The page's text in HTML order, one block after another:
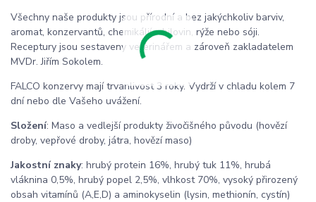
Všechny naše produkty jsou přírodní a bez jakýchkoliv barviv,
aromat, konzervantů, chemikálií, obilovin, rýže nebo sóji.
Receptury jsou sestaveny veterinářem a zároveň zakladatelem
MVDr. Jiřím Sokolem.
FALCO konzervy mají trvanlivost 3 roky. Vydrží v chladu kolem 7
dní nebo dle Vašeho uvážení.
Složení: Maso a vedlejší produkty živočišného původu (hovězí
droby, vepřové droby, játra, hovězí maso)
Jakostní znaky: hrubý protein 16%, hrubý tuk 11%, hrubá
vláknina 0,5%, hrubý popel 2,5%, vlhkost 70%, vysoký přirozený
obsah vitamínů (A,E,D) a aminokyselin (lysin, methionín, cystín)